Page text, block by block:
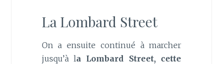
La Lombard Street
On a ensuite continué à marcher
jusqu’à la Lombard Street, cette